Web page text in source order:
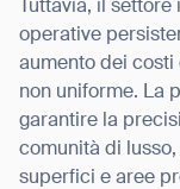
Tuttavia, il
operative
aumento dei
non uniforme. La
garantire la
comunità di
superfici e aree